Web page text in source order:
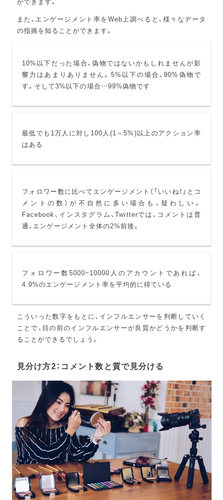
また、エンゲージメント率をWeb上調べると、様々なデータ
の指摘を知ることができます。
10%以下だった場合、偽物ではないかもしれませんが影
響力はあまりありません。5%以下の場合、90%偽物で
す。そして3%以下の場合…99%偽物です
最低でも1万人に対し100人(1～5%)以上のアクション率
はある
フォロワー数に比べてエンゲージメント（「いいね！」とコ
メントの数）が不自然に多い場合も、疑わしい。
Facebook、インスタグラム、Twitterでは、コメントは普
通、エンゲージメント全体の2%前後。
フォロワー数5000~10000人のアカウントであれば、
4.9%のエンゲージメント率を平均的に得ている
こういった数字をもとに、インフルエンサーを判断していく
ことで、目の前のインフルエンサーが良質かどうかを判断す
ることができるでしょう。
見分け方2：コメント数と質で見分ける